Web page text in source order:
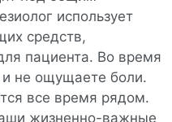
использует
средств,
пациента. Во время
и не ощущаете боли.
все время рядом.
жизненно-важные